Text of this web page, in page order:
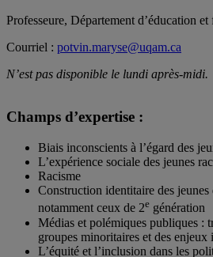
Professeure, Département d’éducation
Courriel : potvin.maryse@uqam.ca
N’est pas disponible le lundi après-midi.
Champs d’expertise :
Biais inconscients à l’égard des
L’expérience sociale des jeunes
Racisme
Construction identitaire des jeunes
notamment ceux de 2e génération
Médias et polémiques publiques :
groupes minoritaires et des enjeux
L’équité et l’inclusion dans les